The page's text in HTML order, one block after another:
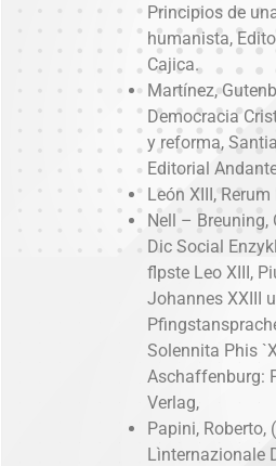
Principios de
humanista,
Cajica.
Martínez,
Democracia
y reforma,
Editorial
León XIII,
Nell – Breuning,
Dic Social
flpste Leo XIII,
Johannes XXIII
Solennita Phis
Aschaffenburg:
Verlag,
Papini, Roberto,
Lìnternazionale